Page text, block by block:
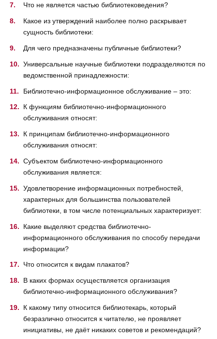
Что не является частью библиотековедения?
Какое из утверждений наиболее полно раскрывает
сущность библиотеки:
Для чего предназначены публичные библиотеки?
Универсальные научные библиотеки подразделяются по
ведомственной принадлежности:
Библиотечно-информационное обслуживание – это:
К функциям библиотечно-информационного
обслуживания относят:
К принципам библиотечно-информационного
обслуживания относят:
Субъектом библиотечно-информационного
обслуживания является:
Удовлетворение информационных потребностей,
характерных для большинства пользователей
библиотеки, в том числе потенциальных характеризует:
Какие выделяют средства библиотечно-
информационного обслуживания по способу передачи
информации?
Что относится к видам плакатов?
В каких формах осуществляется организация
библиотечно-информационного обслуживания?
К какому типу относится библиотекарь, который
безразлично относится к читателю, не проявляет
инициативы, не даёт никаких советов и рекомендаций?